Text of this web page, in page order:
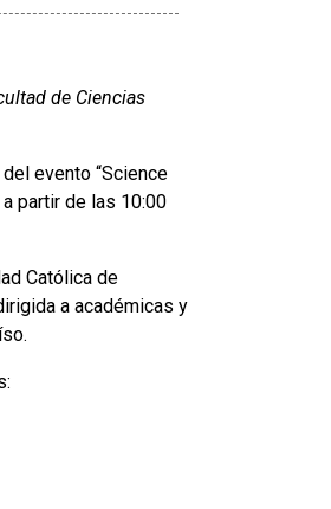
de Ciencias
evento “Science
partir de las 10:00
Católica de
a académicas y